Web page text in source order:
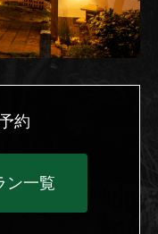
約
ン一覧